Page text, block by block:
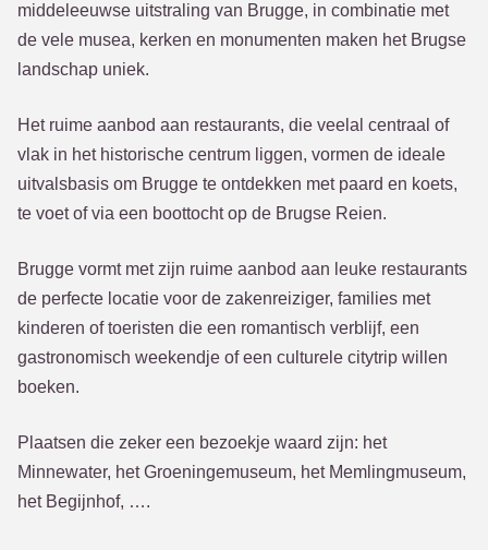
middeleeuwse uitstraling van Brugge, in combinatie met
de vele musea, kerken en monumenten maken het Brugse
landschap uniek.
Het ruime aanbod aan restaurants, die veelal centraal of
vlak in het historische centrum liggen, vormen de ideale
uitvalsbasis om Brugge te ontdekken met paard en koets,
te voet of via een boottocht op de Brugse Reien.
Brugge vormt met zijn ruime aanbod aan leuke restaurants
de perfecte locatie voor de zakenreiziger, families met
kinderen of toeristen die een romantisch verblijf, een
gastronomisch weekendje of een culturele citytrip willen
boeken.
Plaatsen die zeker een bezoekje waard zijn: het
Minnewater, het Groeningemuseum, het Memlingmuseum,
het Begijnhof, ….